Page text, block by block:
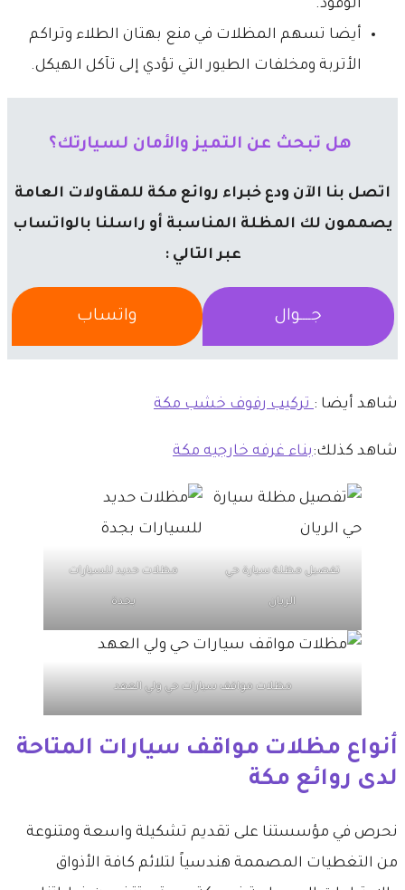
الوقود.
​أيضا تسهم المظلات في منع بهتان الطلاء وتراكم
الأتربة ومخلفات الطيور التي تؤدي إلى تآكل الهيكل.
​ هل تبحث عن التميز والأمان لسيارتك؟
اتصل بنا الآن ودع خبراء روائع مكة للمقاولات العامة
يصممون لك المظلة المناسبة أو راسلنا بالواتساب
عبر التالي :
جــــوال واتساب
شاهد أيضا :تركيب رفوف خشب مكة
شاهد كذلك:بناء غرفه خارجيه مكة
تفصيل مظلة سيارة حي
الريان
مظلات حديد للسيارات
بجدة
مظلات مواقف سيارات حي ولي العهد
أنواع مظلات مواقف سيارات المتاحة
لدى روائع مكة
​نحرص في مؤسستنا على تقديم تشكيلة واسعة ومتنوعة
من التغطيات المصممة هندسياً لتلائم كافة الأذواق